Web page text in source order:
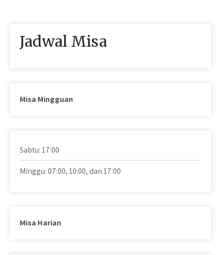
Jadwal Misa
Misa Mingguan
Sabtu: 17:00
Minggu: 07:00, 10:00, dan 17:00
Misa Harian